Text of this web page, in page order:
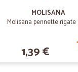
Ordine arrivato
MOLISANA
Molisana pennette rigate
1,39 €